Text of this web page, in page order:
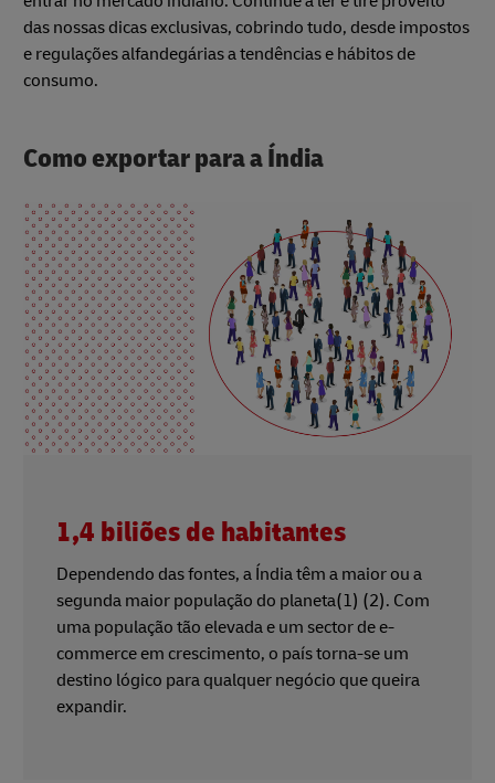
das nossas dicas exclusivas, cobrindo tudo, desde impostos
e regulações alfandegárias a tendências e hábitos de
consumo.
Como exportar para a Índia
1,4 biliões de habitantes
Dependendo das fontes, a Índia têm a maior ou a
segunda maior população do planeta(1) (2). Com
uma população tão elevada e um sector de e-
commerce em crescimento, o país torna-se um
destino lógico para qualquer negócio que queira
expandir.